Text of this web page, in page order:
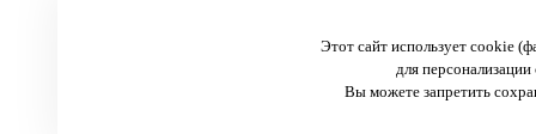
Этот сайт использует cookie
для персонализации
Вы можете запретить